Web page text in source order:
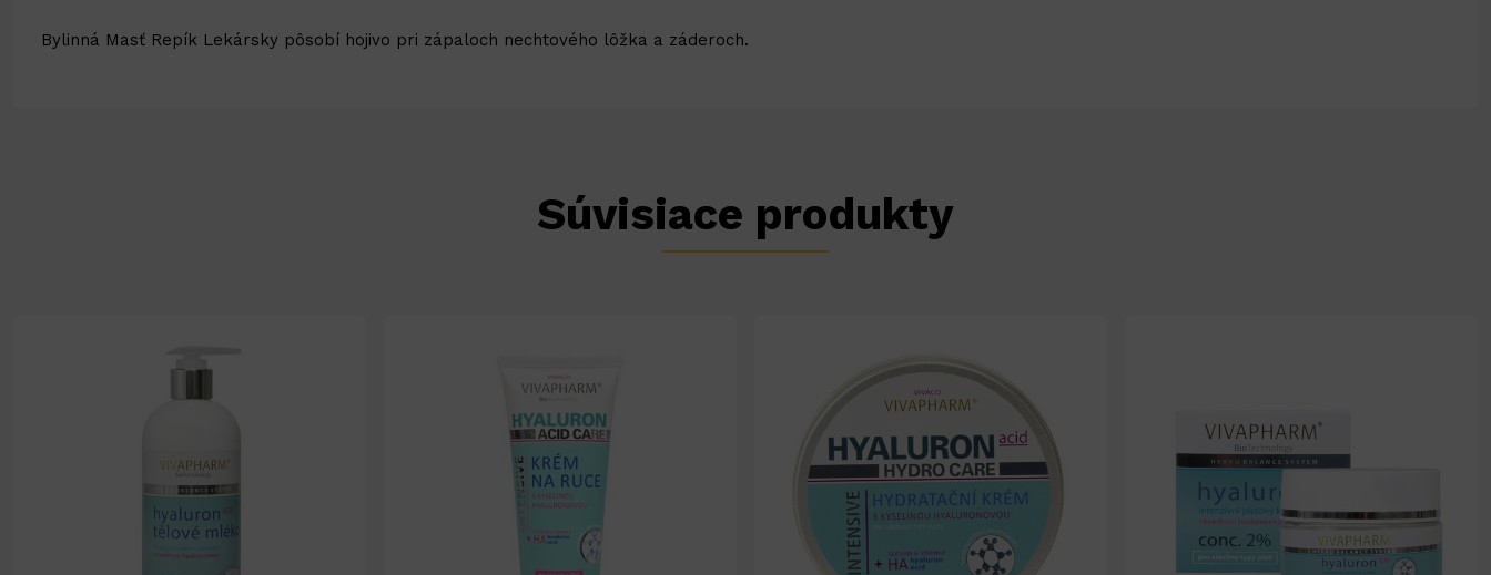
Bylinná Masť Repík Lekársky pôsobí hojivo pri zápaloch nechtového lôžka a záderoch.
Súvisiace produkty